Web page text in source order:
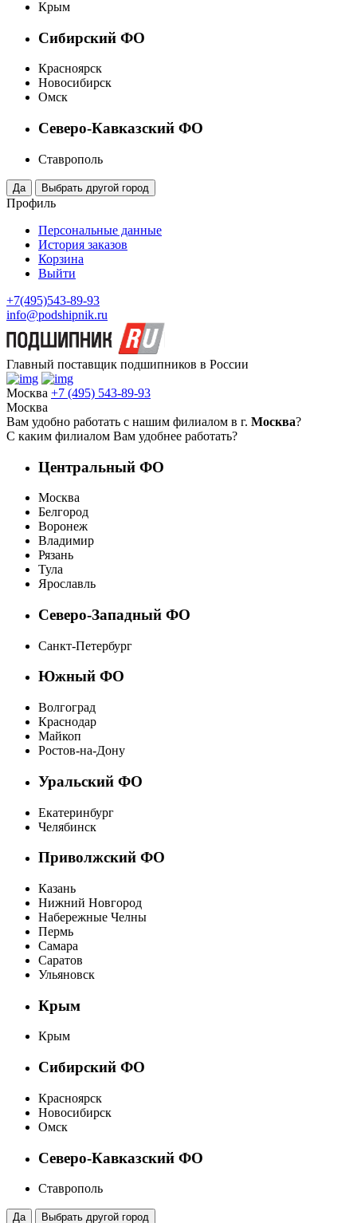
Крым
Сибирский ФО
Красноярск
Новосибирск
Омск
Северо-Кавказский ФО
Ставрополь
Профиль
Персональные данные
История заказов
Корзина
Выйти
+7(495)543-89-93
info@podshipnik.ru
Главный поставщик подшипников в России
Москва +7 (495) 543-89-93
Москва
Вам удобно работать с нашим филиалом в г. Москва?
С каким филиалом Вам удобнее работать?
Центральный ФО
Москва
Белгород
Воронеж
Владимир
Рязань
Тула
Ярославль
Северо-Западный ФО
Санкт-Петербург
Южный ФО
Волгоград
Краснодар
Майкоп
Ростов-на-Дону
Уральский ФО
Екатеринбург
Челябинск
Приволжский ФО
Казань
Нижний Новгород
Набережные Челны
Пермь
Самара
Саратов
Ульяновск
Крым
Крым
Сибирский ФО
Красноярск
Новосибирск
Омск
Северо-Кавказский ФО
Ставрополь